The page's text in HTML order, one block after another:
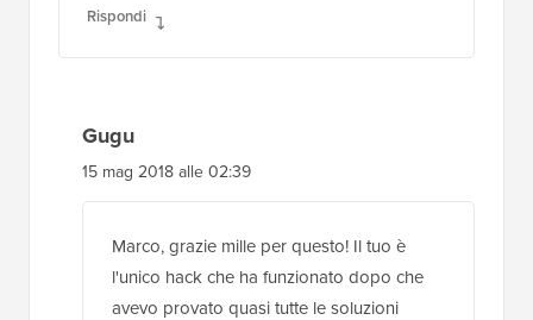
Rispondi
Gugu
15 mag 2018 alle 02:39
Marco, grazie mille per questo! Il tuo è
l'unico hack che ha funzionato dopo che
avevo provato quasi tutte le soluzioni